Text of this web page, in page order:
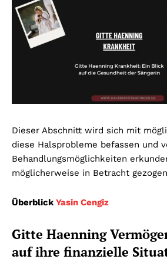
Dieser Abschnitt wird sich mit
diese Halsprobleme befassen und
Behandlungsmöglichkeiten
möglicherweise in Betracht
Überblick Yasin Cengiz
Gitte Haenning
auf ihre finanzielle